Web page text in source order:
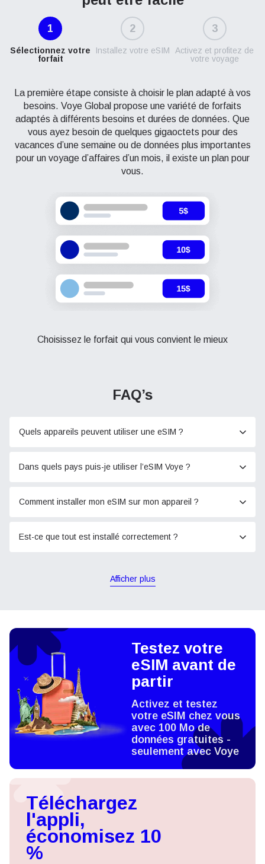
1
Sélectionnez votre
forfait
2
Installez votre eSIM
3
Activez et profitez de
votre voyage
La première étape consiste à choisir le plan adapté à vos
besoins. Voye Global propose une variété de forfaits
adaptés à différents besoins et durées de données. Que
vous ayez besoin de quelques gigaoctets pour des
vacances d’une semaine ou de données plus importantes
pour un voyage d’affaires d’un mois, il existe un plan pour
vous.
Choisissez le forfait qui vous convient le mieux
FAQ’s
Quels appareils peuvent utiliser une eSIM ?
Dans quels pays puis-je utiliser l’eSIM Voye ?
Comment installer mon eSIM sur mon appareil ?
Est-ce que tout est installé correctement ?
Afficher plus
Testez votre
eSIM avant de
partir
Activez et testez
votre eSIM chez vous
avec 100 Mo de
données gratuites -
seulement avec Voye
Téléchargez
l'appli,
économisez 10
%